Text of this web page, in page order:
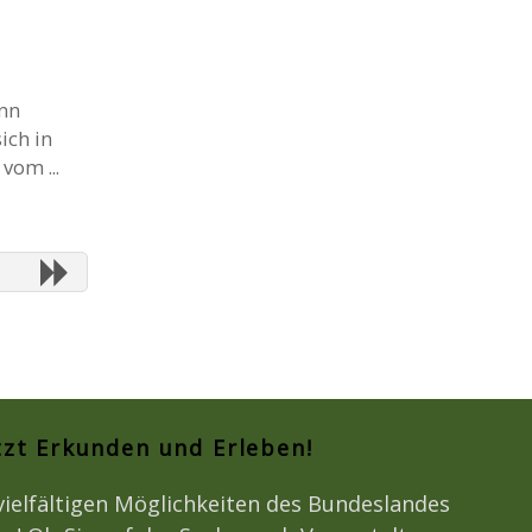
in
...
Erkunden und Erleben!
Möglichkeiten des Bundeslandes